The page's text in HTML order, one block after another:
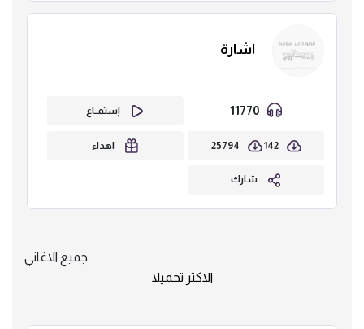
اشارة
إستمــاع
142
25794 اهداء
شارك
جميع الاغاني
الاكثر تحميلا